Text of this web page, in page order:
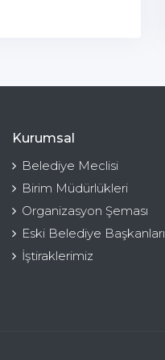
Kurumsal
Belediye Meclisi
Birim Müdürlükleri
Organizasyon Şeması
Eski Belediye Başkanları
İştiraklerimiz